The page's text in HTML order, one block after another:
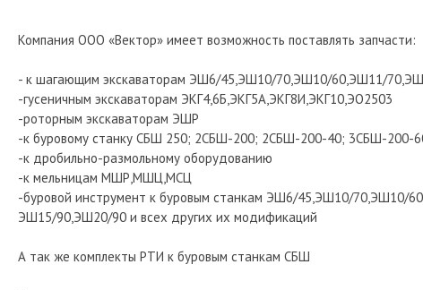
Компания ООО «Вектор» имеет возможность поставлять запчасти:
- к шагающим экскаваторам ЭШ6/45,ЭШ10/70,ЭШ10/60,ЭШ11/
-гусеничным экскаваторам ЭКГ4,6Б,ЭКГ5А,ЭКГ8И,ЭКГ10,ЭО2503
-роторным экскаваторам ЭШР
-к буровому станку СБШ 250; 2СБШ-200; 2СБШ-200-40; 3СБШ-
-к дробильно-размольному оборудованию
-к мельницам МШР,МШЦ,МСЦ
-буровой инструмент к буровым станкам ЭШ6/45,ЭШ10/70,ЭШ10/
ЭШ15/90,ЭШ20/90 и всех других их модификаций
А так же комплекты РТИ к буровым станкам СБШ